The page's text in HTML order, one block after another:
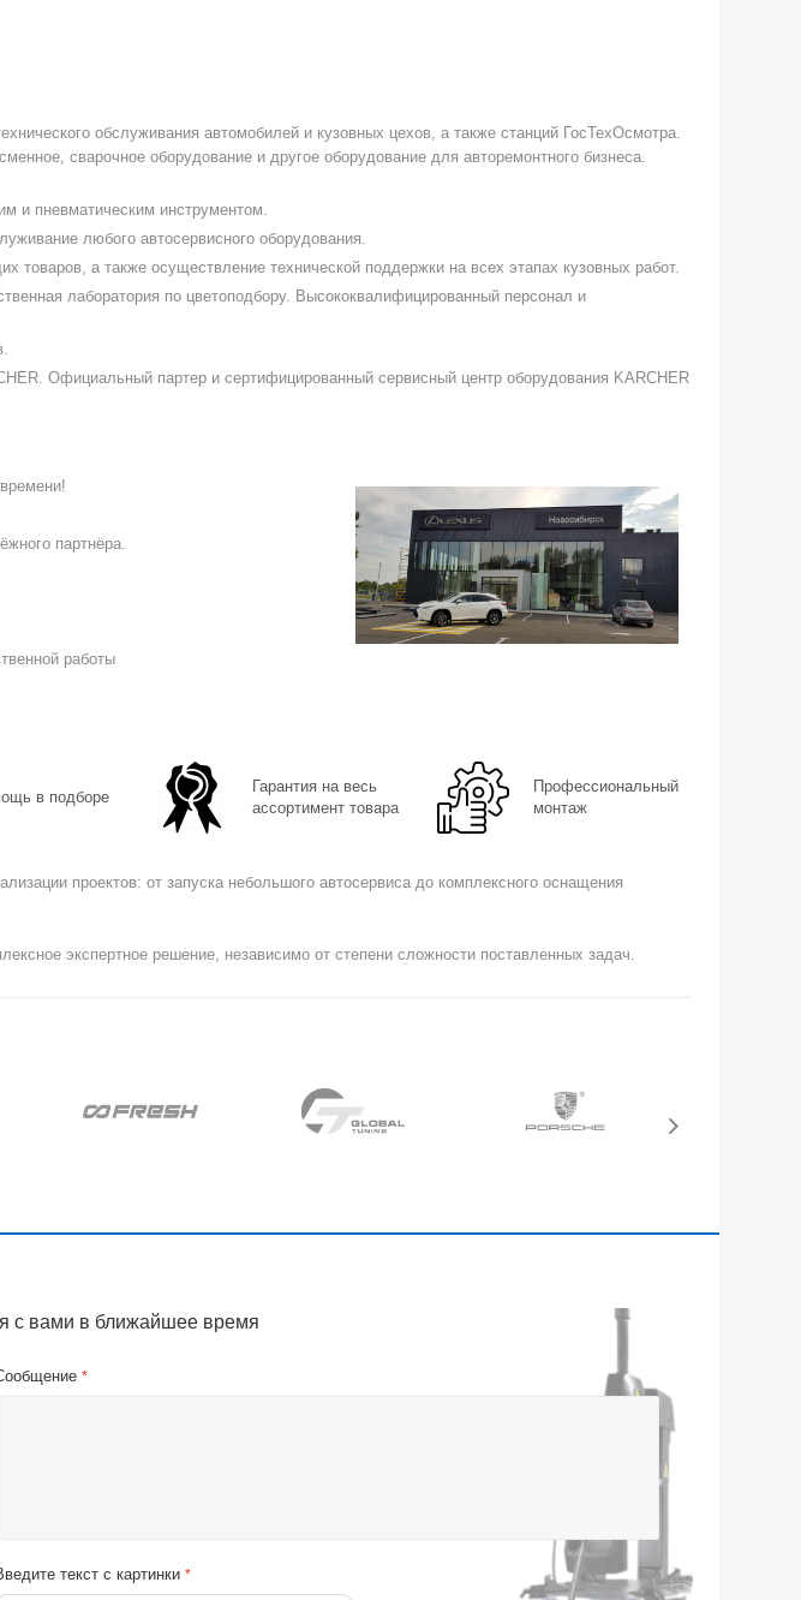
обслуживания автомобилей и кузовных цехов, а также станций ГосТехОсмотра.
сварочное оборудование и другое оборудование для авторемонтного бизнеса.
и пневматическим инструментом.
любого автосервисного оборудования.
товаров, а также осуществление технической поддержки на всех этапах кузовных работ.
лаборатория по цветоподбору. Высококвалифицированный персонал и
Официальный партер и сертифицированный сервисный центр оборудования KARCHER
партнёра.
работы
в подборе
Гарантия на весь
ассортимент товара
Профессиональный
монтаж
проектов: от запуска небольшого автосервиса до комплексного оснащения
экспертное решение, независимо от степени сложности поставленных задач.
с вами в ближайшее время
*
текст с картинки *